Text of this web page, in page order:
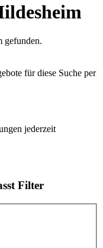
gefunden.
für diese Suche per
jederzeit
Filter